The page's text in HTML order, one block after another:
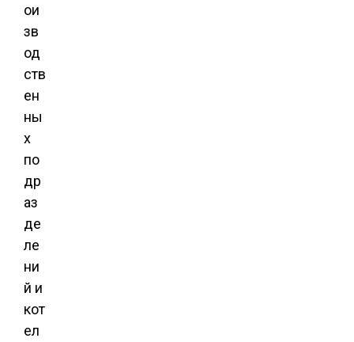
ои
зв
од
ств
ен
ны
х
по
др
аз
де
ле
ни
й и
кот
ел